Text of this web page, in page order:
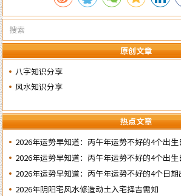
原创文章
八字知识分享
风水知识分享
热点文章
2026年运势早知道：丙午年运势不好的4个出
日
2026年运势早知道：丙午年运势不好的4个出
日
2026年运势早知道：丙午年运势不好的4个日
子’ 日
2026年阴阳宅风水修造动土入宅择吉需知